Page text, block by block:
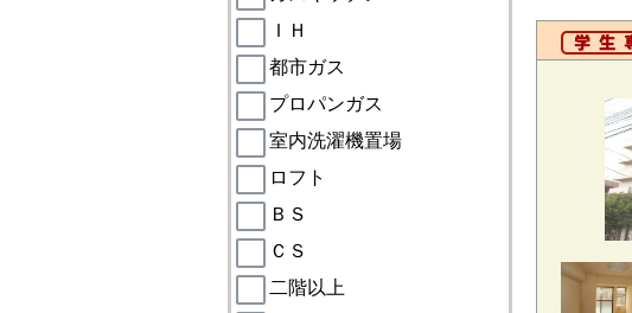
ＩＨ
都市ガス
プロパンガス
室内洗濯機置場
ロフト
ＢＳ
ＣＳ
二階以上